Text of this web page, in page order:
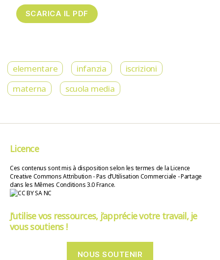
elementare infanzia
iscrizioni
materna
scuola media
Licence
Ces contenus sont mis à disposition selon les termes de la Licence
Creative Commons Attribution - Pas d’Utilisation Commerciale - Partage
dans les Mêmes Conditions 3.0 France.
J’utilise vos ressources, j’apprécie votre travail, je
vous soutiens !
NOUS SOUTENIR